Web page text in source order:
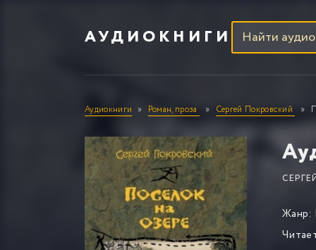
АУДИОКНИГИ
Аудиокниги Роман, проза Сергей Покровский
Жанр: